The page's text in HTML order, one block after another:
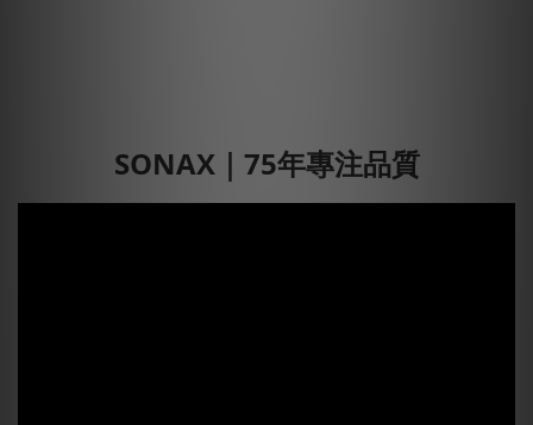
SONAX｜75年專注品質